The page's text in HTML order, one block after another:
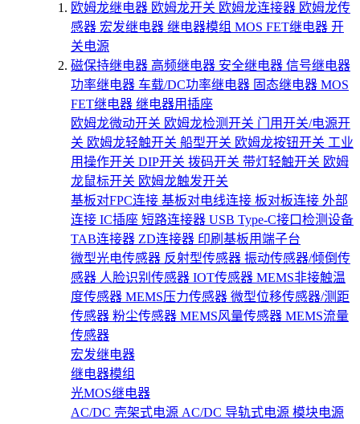
欧姆龙继电器 欧姆龙开关 欧姆龙连接器 欧姆龙传
感器 宏发继电器 继电器模组 MOS FET继电器 开
关电源
磁保持继电器 高频继电器 安全继电器 信号继电器
功率继电器 车载/DC功率继电器 固态继电器 MOS
FET继电器 继电器用插座
欧姆龙微动开关 欧姆龙检测开关 门用开关/电源开
关 欧姆龙轻触开关 船型开关 欧姆龙按钮开关 工业
用操作开关 DIP开关 拨码开关 带灯轻触开关 欧姆
龙鼠标开关 欧姆龙触发开关
基板对FPC连接 基板对电线连接 板对板连接 外部
连接 IC插座 短路连接器 USB Type-C接口检测设备
TAB连接器 ZD连接器 印刷基板用端子台
微型光电传感器 反射型传感器 振动传感器/倾倒传
感器 人脸识别传感器 IOT传感器 MEMS非接触温
度传感器 MEMS压力传感器 微型位移传感器/测距
传感器 粉尘传感器 MEMS风量传感器 MEMS流量
传感器
宏发继电器
继电器模组
光MOS继电器
AC/DC 壳架式电源 AC/DC 导轨式电源 模块电源